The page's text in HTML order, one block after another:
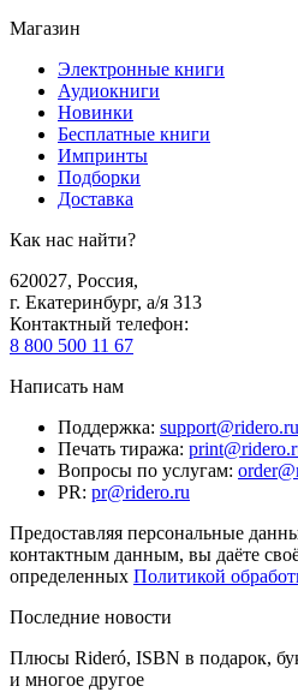
Магазин
Электронные книги
Аудиокниги
Новинки
Бесплатные книги
Импринты
Подборки
Доставка
Как нас найти?
620027, Россия,
г. Екатеринбург, а/я 313
Контактный телефон:
8 800 500 11 67
Написать нам
Поддержка: support@ridero.ru
Печать тиража:
Вопросы по услугам:
PR: pr@ridero.ru
Предоставляя персональные
контактным данным, вы даёте
определенных Политикой
Последние новости
Плюсы Rideró, ISBN в подарок,
и многое другое